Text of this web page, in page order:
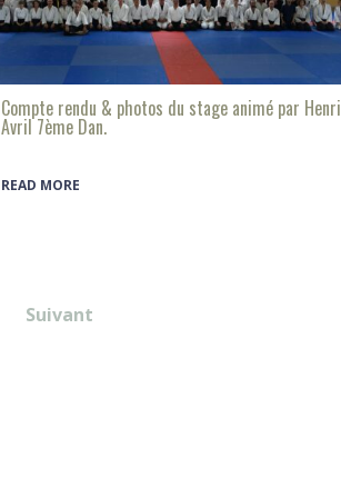
Compte rendu & photos du stage animé par Henri
Avril 7ème Dan.
READ MORE
Suivant